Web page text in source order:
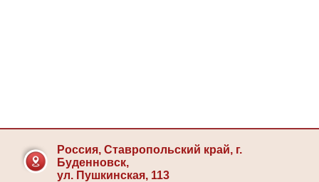
Россия, Ставропольский край, г.
Буденновск,
ул. Пушкинская, 113